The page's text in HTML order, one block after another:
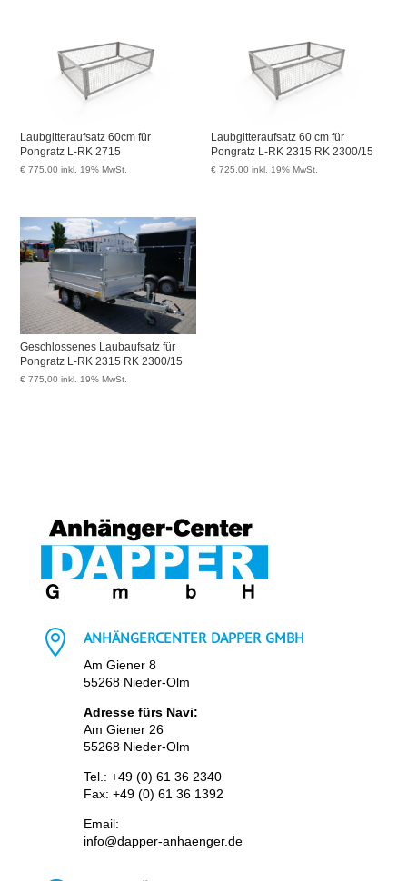
Laubgitteraufsatz 60cm für
Pongratz L-RK 2715
€ 775,00 inkl. 19% MwSt.
Laubgitteraufsatz 60 cm für
Pongratz L-RK 2315 RK 2300/15
€ 725,00 inkl. 19% MwSt.
Geschlossenes Laubaufsatz für
Pongratz L-RK 2315 RK 2300/15
€ 775,00 inkl. 19% MwSt.
 ANHÄNGERCENTER DAPPER GMBH
Am Giener 8
55268 Nieder-Olm
Adresse fürs Navi:
Am Giener 26
55268 Nieder-Olm
Tel.: +49 (0) 61 36 2340
Fax: +49 (0) 61 36 1392
Email:
info@dapper-anhaenger.de